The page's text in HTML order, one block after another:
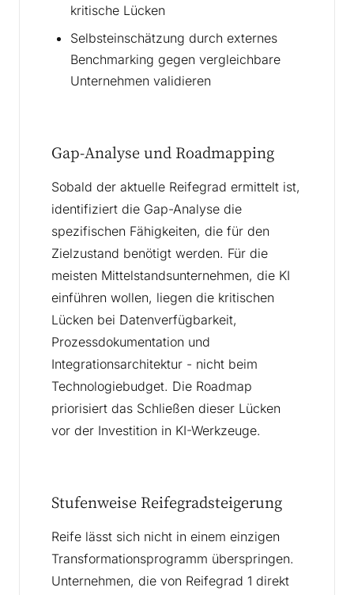
kritische Lücken
Selbsteinschätzung durch externes
Benchmarking gegen vergleichbare
Unternehmen validieren
Gap-Analyse und Roadmapping
Sobald der aktuelle Reifegrad ermittelt ist,
identifiziert die Gap-Analyse die
spezifischen Fähigkeiten, die für den
Zielzustand benötigt werden. Für die
meisten Mittelstandsunternehmen, die KI
einführen wollen, liegen die kritischen
Lücken bei Datenverfügbarkeit,
Prozessdokumentation und
Integrationsarchitektur - nicht beim
Technologiebudget. Die Roadmap
priorisiert das Schließen dieser Lücken
vor der Investition in KI-Werkzeuge.
Stufenweise Reifegradsteigerung
Reife lässt sich nicht in einem einzigen
Transformationsprogramm überspringen.
Unternehmen, die von Reifegrad 1 direkt